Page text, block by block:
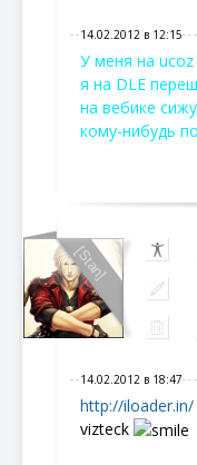
14.02.2012 в 12:15
У меня на
я на DLE
на вебике
кому-нибудь
[Stan]
14.02.2012 в 18:47
http://iloader.in/
vizteck